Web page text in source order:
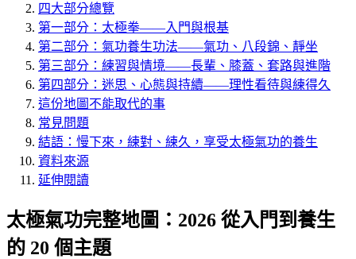
四大部分總覽
第一部分：太極拳——入門與根基
第二部分：氣功養生功法——氣功、八段錦、靜坐
第三部分：練習與情境——長輩、膝蓋、套路與進階
第四部分：迷思、心態與持續——理性看待與練得久
這份地圖不能取代的事
常見問題
結語：慢下來，練對、練久，享受太極氣功的養生
資料來源
延伸閱讀
太極氣功完整地圖：2026 從入門到養生
的 20 個主題